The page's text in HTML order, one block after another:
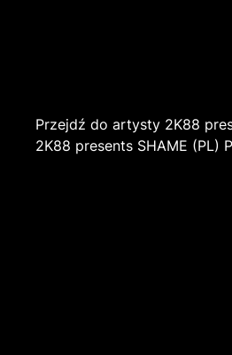
Przejdź do artysty 2K88
2K88 presents SHAME (PL)